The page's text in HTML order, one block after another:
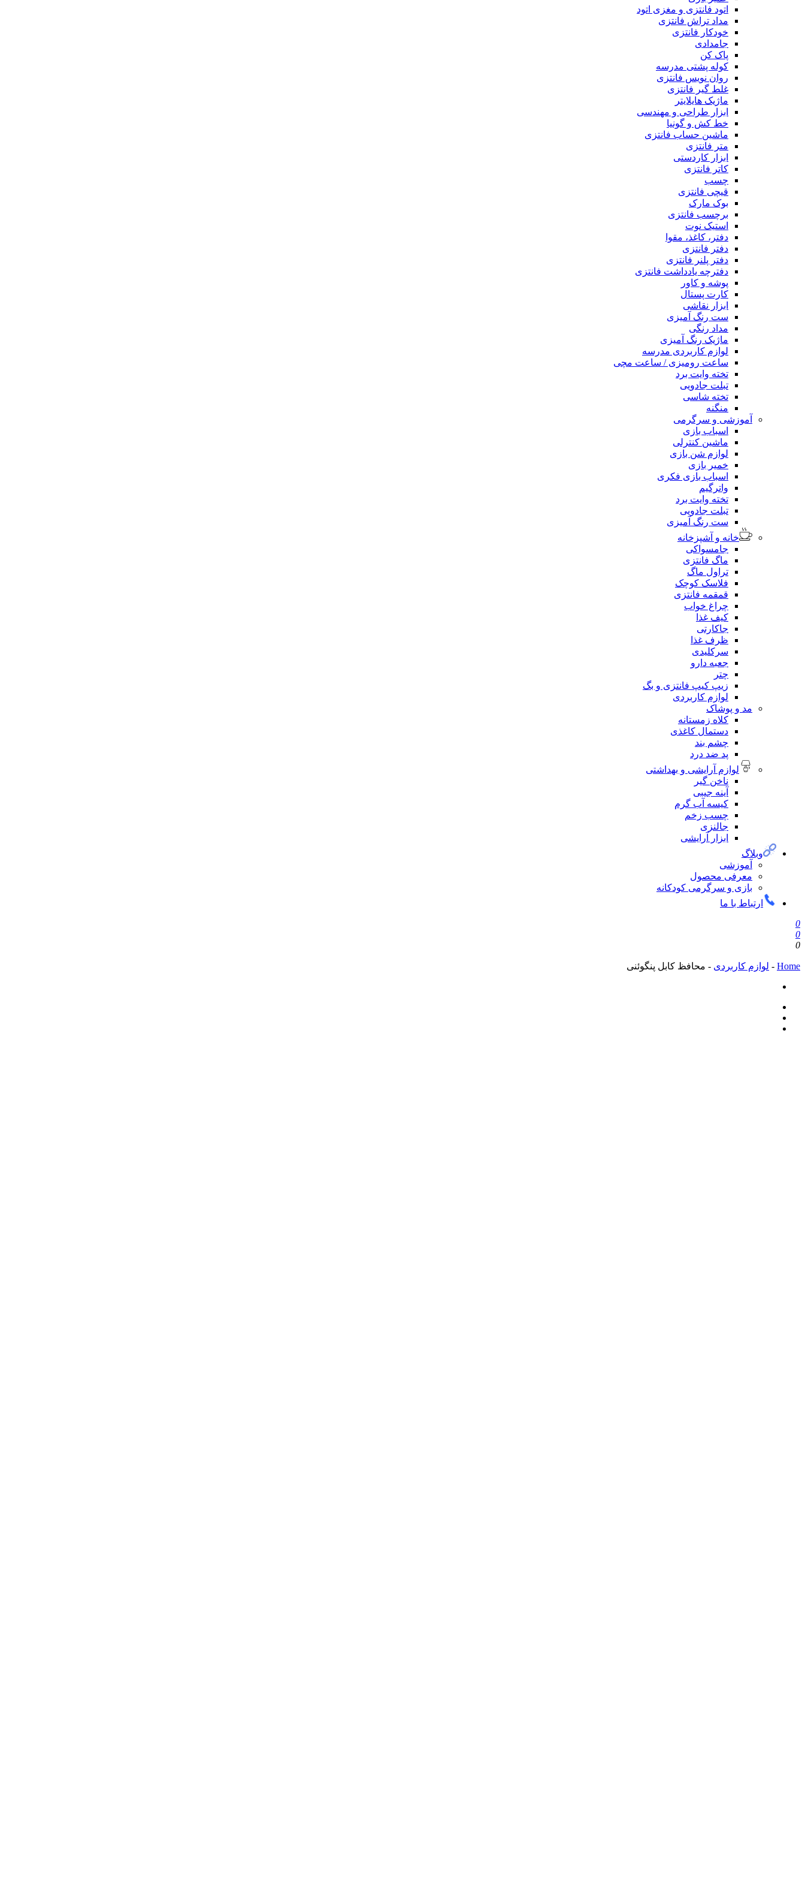
اتود فانتزی و مغزی اتود
مداد تراش فانتزی
خودکار فانتزی
جامدادی
پاک کن
کوله پشتی مدرسه
روان نویس فانتزی
غلط گیر فانتزی
ماژیک هایلایتر
ابزار طراحی و مهندسی
خط کش و گونیا
ماشین حساب فانتزی
متر فانتزی
ابزار کاردستی
کاتر فانتزی
چسب
قیچی فانتزی
بوک مارک
برچسب فانتزی
استیک نوت
دفتر، کاغذ، مقوا
دفتر فانتزی
دفتر پلنر فانتزی
دفترچه یادداشت فانتزی
پوشه و کاور
کارت پستال
ابزار نقاشی
ست رنگ آمیزی
مداد رنگی
ماژیک رنگ آمیزی
لوازم کاربردی مدرسه
ساعت رومیزی / ساعت مچی
تخته وایت برد
تبلت جادویی
تخته شاسی
منگنه
آموزشی و سرگرمی
اسباب بازی
ماشین کنترلی
لوازم شن بازی
خمیر بازی
اسباب بازی فکری
واترگیم
تخته وایت برد
تبلت جادویی
ست رنگ آمیزی
خانه و آشپزخانه
جامسواکی
ماگ فانتزی
تراول ماگ
فلاسک کوچک
قمقمه فانتزی
چراغ خواب
کیف غذا
جاکارتی
ظرف غذا
سرکلیدی
جعبه دارو
چتر
زیپ کیپ فانتزی و بگ
لوازم کاربردی
مد و پوشاک
کلاه زمستانه
دستمال کاغذی
چشم بند
پد ضد درد
لوازم آرایشی و بهداشتی
ناخن گیر
آینه جیبی
کیسه آب گرم
چسب زخم
جالنزی
ابزار آرایشی
وبلاگ
آموزشی
معرفی محصول
بازی و سرگرمی کودکانه
ارتباط با ما
0
0
0
Home
- لوازم کاربردی - محافظ کابل پنگوئنی